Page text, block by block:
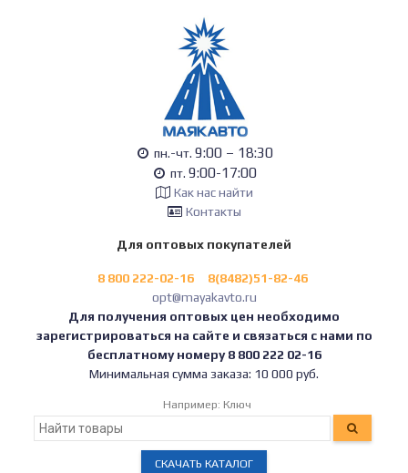
пн.-чт. 9:00 – 18:30
пт. 9:00-17:00
Как нас найти
Контакты
Для оптовых покупателей
8 800 222-02-16
8(8482)51-82-46
opt@mayakavto.ru
Для получения оптовых цен необходимо
зарегистрироваться на сайте и связаться с нами по
бесплатному номеру 8 800 222 02-16
Минимальная сумма заказа: 10 000 руб.
Например: Ключ
СКАЧАТЬ КАТАЛОГ